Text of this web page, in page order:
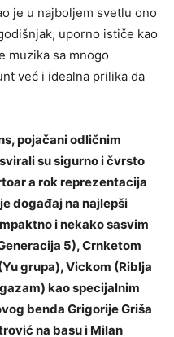
je u najboljem svetlu ono
uporno ističe kao
muzika sa mnogo
već i idealna prilika da
pojačani odličnim
su sigurno i čvrsto
a rok reprezentacija
događaj na najlepši
i nekako sasvim
5), Crnketom
grupa), Vickom (Riblja
kao specijalnim
benda Grigorije Griša
na basu i Milan